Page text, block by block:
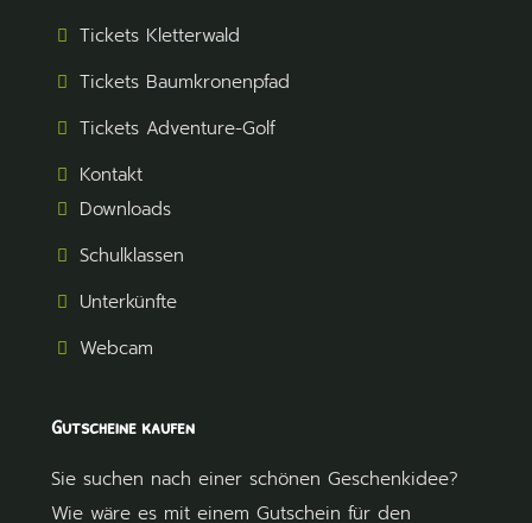
Tickets Kletterwald
Tickets Baumkronenpfad
Tickets Adventure-Golf
Kontakt
Downloads
Schulklassen
Unterkünfte
Webcam
Gutscheine kaufen
Sie suchen nach einer schönen Geschenkidee?
Wie wäre es mit einem Gutschein für den